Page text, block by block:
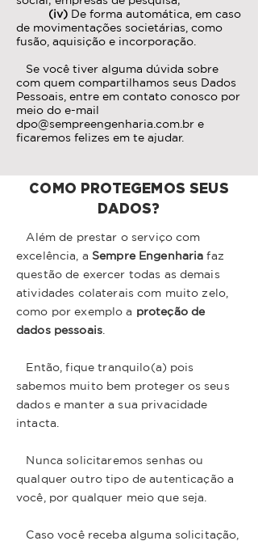
(iv) De forma automática, em caso
de movimentações societárias, como
fusão, aquisição e incorporação.
Se você tiver alguma dúvida sobre
com quem compartilhamos seus Dados
Pessoais, entre em contato conosco por
meio do e-mail
dpo@sempreengenharia.com.br e
ficaremos felizes em te ajudar.
COMO PROTEGEMOS SEUS
DADOS?
Além de prestar o serviço com
excelência, a Sempre Engenharia faz
questão de exercer todas as demais
atividades colaterais com muito zelo,
como por exemplo a proteção de
dados pessoais.
Então, fique tranquilo(a) pois
sabemos muito bem proteger os seus
dados e manter a sua privacidade
intacta.
Nunca solicitaremos senhas ou
qualquer outro tipo de autenticação a
você, por qualquer meio que seja.
Caso você receba alguma solicitação,